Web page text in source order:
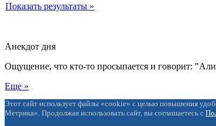
Показать результаты »
Анекдот дня
Ощущение, что кто-то просыпается и говорит:
Еще »
Этот сайт использует файлы «cookie» с целью повышения
Метрика». Продолжая использовать сайт, вы соглашаетесь с